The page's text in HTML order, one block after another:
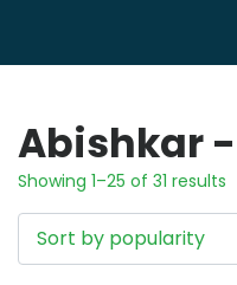
Abishkar -
Showing 1–25 of 31 results